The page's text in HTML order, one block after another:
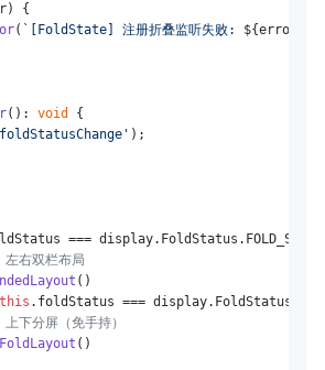
{
( `[FoldState] 注册折叠监听失败: ${error}
(): void
{
);
=== display. FoldStatus .
右双栏布局
()
this . foldStatus === display. FoldStatus
下分屏（免手持）
()